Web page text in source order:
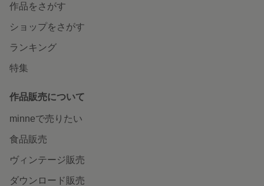
作品をさがす
ショップをさがす
ランキング
特集
作品販売について
minneで売りたい
食品販売
ヴィンテージ販売
ダウンロード販売